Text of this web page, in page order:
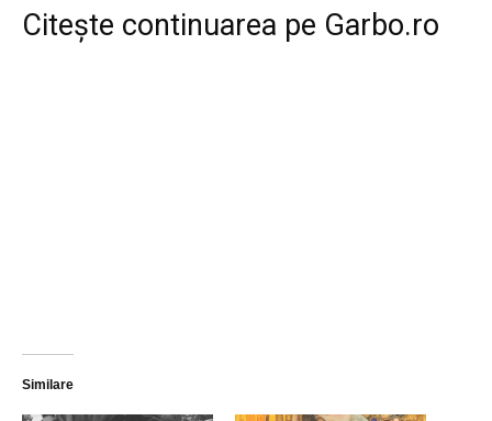
Citește continuarea pe Garbo.ro
Similare